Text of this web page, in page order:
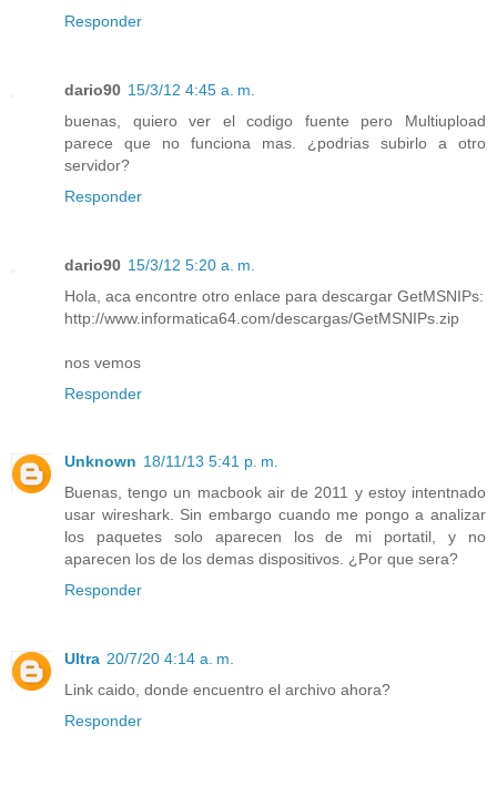
Responder
dario90 15/3/12 4:45 a. m.
buenas, quiero ver el codigo fuente pero Multiupload
parece que no funciona mas. ¿podrias subirlo a otro
servidor?
Responder
dario90 15/3/12 5:20 a. m.
Hola, aca encontre otro enlace para descargar GetMSNIPs:
http://www.informatica64.com/descargas/GetMSNIPs.zip
nos vemos
Responder
Unknown 18/11/13 5:41 p. m.
Buenas, tengo un macbook air de 2011 y estoy intentnado
usar wireshark. Sin embargo cuando me pongo a analizar
los paquetes solo aparecen los de mi portatil, y no
aparecen los de los demas dispositivos. ¿Por que sera?
Responder
Ultra 20/7/20 4:14 a. m.
Link caido, donde encuentro el archivo ahora?
Responder